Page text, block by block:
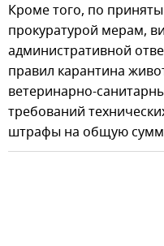
Кроме того, по
прокуратурой мерам,
административной
правил карантина
ветеринарно-
требований
штрафы на общую